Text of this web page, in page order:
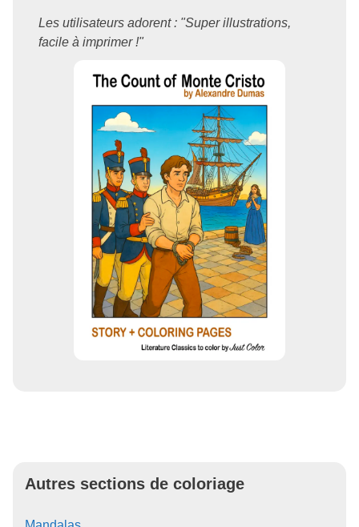
Les utilisateurs adorent : "Super illustrations,
facile à imprimer !"
Autres sections de coloriage